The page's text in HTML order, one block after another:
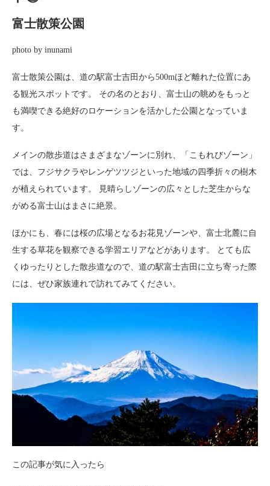
富士散策公園
photo by inunami
富士散策公園は、道の駅富士吉田から500mほど離れた位置にあ
る観光スポットです。 その名のとおり、富士山の眺めをもっと
も満喫できる絶好のロケーションを活かした公園となっていま
す。
メインの散歩道はさまざまなゾーンに別れ、「こもれびゾーン」
では、フジサクラやレンゲツツジといった地域の四季折々の樹木
が植えられています。 見晴らしゾーンの広々とした芝生からな
がめる富士山はまさに絶景。
ほかにも、春には桜の広場となるお花見ゾーンや、富士北麓に自
生する草花を観察できる学習エリアなどがあります。 とても広
くゆったりとした散歩道なので、道の駅富士吉田に立ち寄った際
には、ぜひ家族連れで訪れてみてください。
この記事が気に入ったら